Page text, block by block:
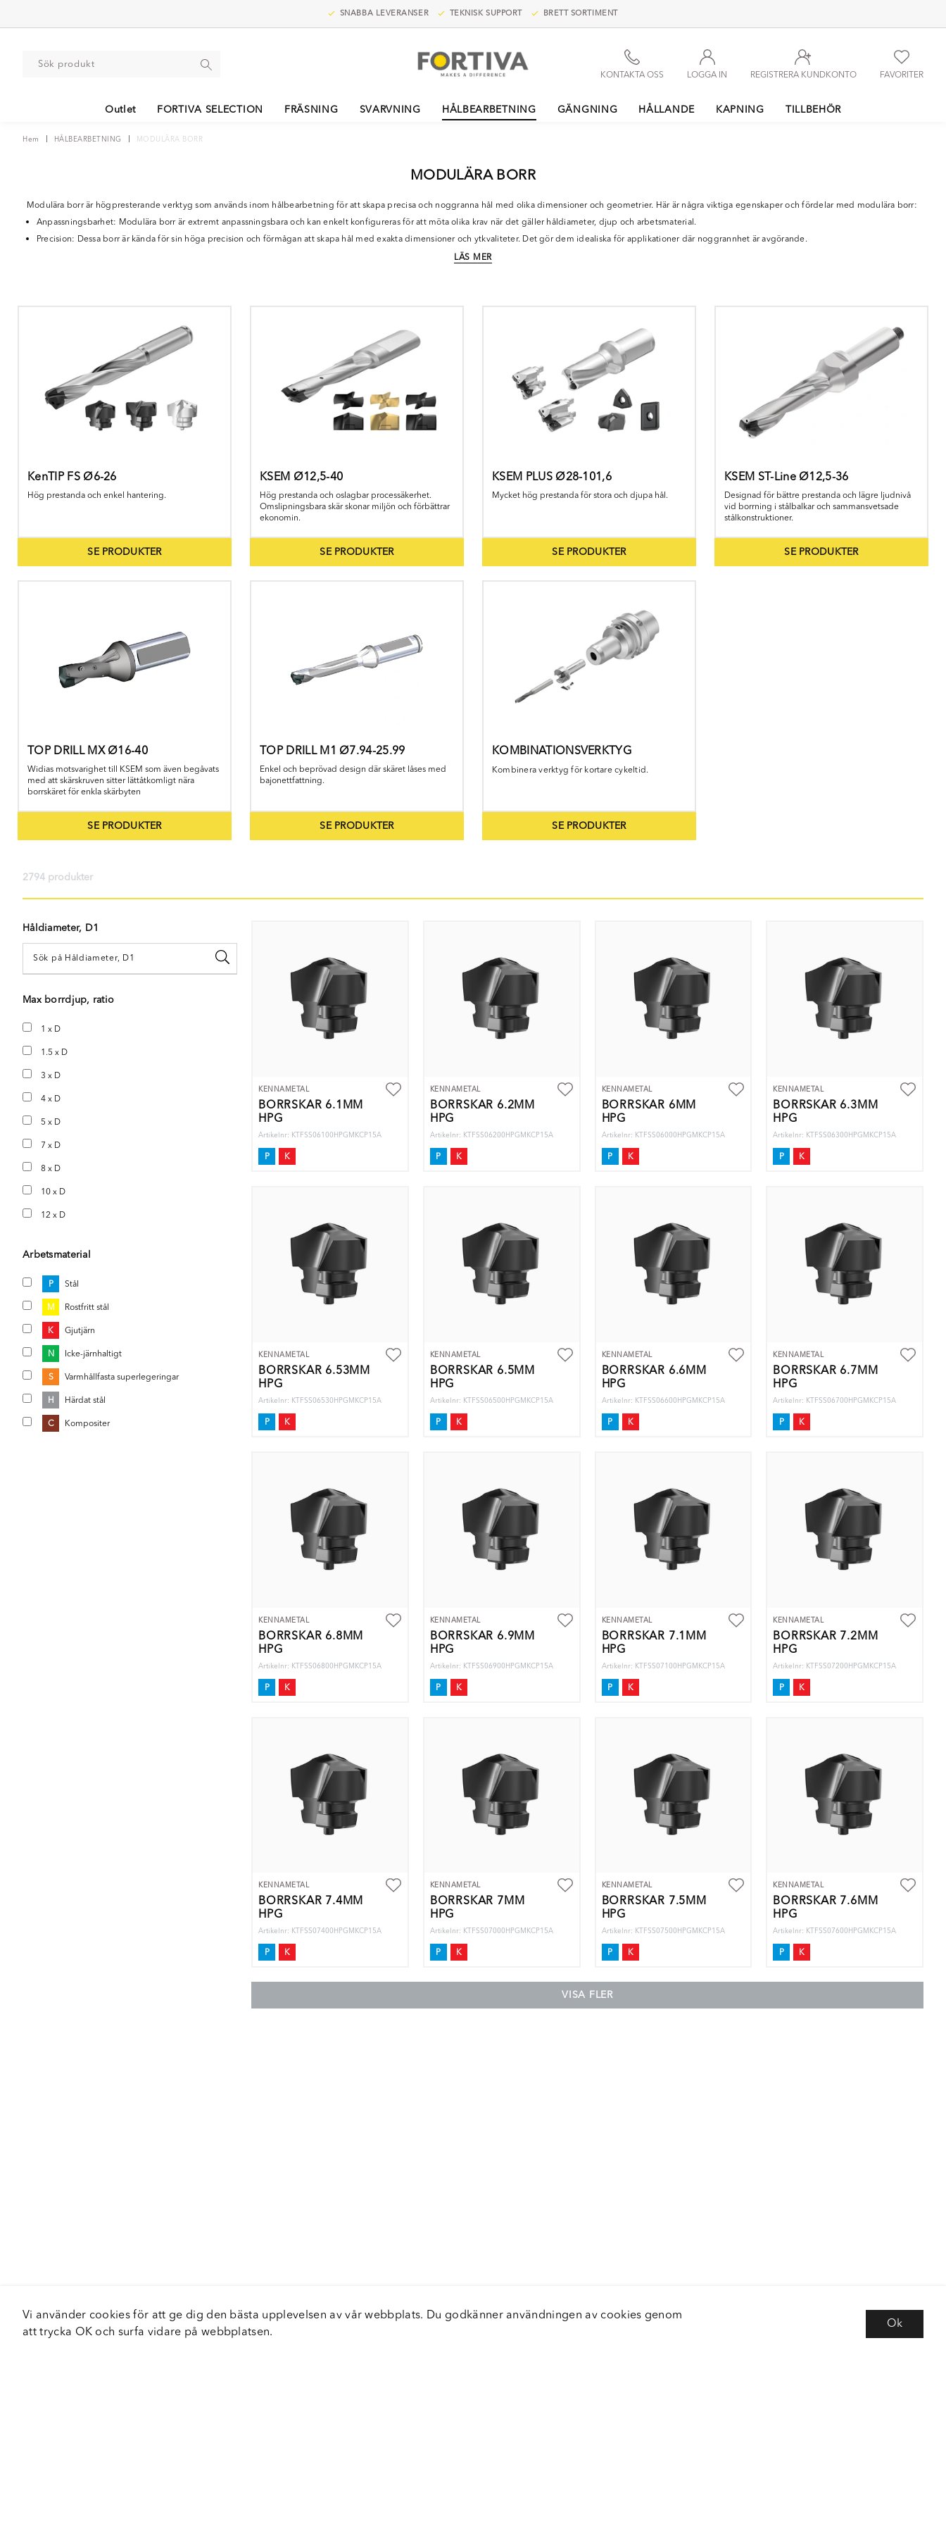
SNABBA LEVERANSER TEKNISK SUPPORT BRETT SORTIMENT
FAVORITER
REGISTRERA KUNDKONTO
LOGGA IN
KONTAKTA OSS
Outlet FORTIVA SELECTION FRÄSNING SVARVNING HÅLBEARBETNING GÄNGNING HÅLLANDE KAPNING TILLBEHÖR
Hem HÅLBEARBETNING MODULÄRA BORR
MODULÄRA BORR
Modulära borr är högpresterande verktyg som används inom hålbearbetning för att skapa precisa och noggranna hål med olika dimensioner och geometrier. Här är några viktiga egenskaper och fördelar med modulära borr:
Anpassningsbarhet: Modulära borr är extremt anpassningsbara och kan enkelt konfigureras för att möta olika krav när det gäller håldiameter, djup och arbetsmaterial.
Precision: Dessa borr är kända för sin höga precision och förmågan att skapa hål med exakta dimensioner och ytkvaliteter. Det gör dem idealiska för applikationer där noggrannhet är avgörande.
Effektivitet: Modulära borr är utformade för att vara effektiva och minska bearbetningstiden. De kan hantera höga matningar och erbjuda snabbare spånhantering, vilket ökar produktiviteten i verkstaden.
kontakta Fortiva , när du behöver nya verktyg för din applikation, vi hjälper dig gärna!
LÄS MER
KenTIP FS Ø6-26
Hög prestanda och enkel hantering.
SE PRODUKTER
KSEM Ø12,5-40
Hög prestanda och oslagbar processäkerhet.
Omslipningsbara skär skonar miljön och förbättrar
ekonomin.
SE PRODUKTER
KSEM PLUS Ø28-101,6
Mycket hög prestanda för stora och djupa hål.
SE PRODUKTER
KSEM ST-Line Ø12,5-36
Designad för bättre prestanda och lägre ljudnivå
vid borrning i stålbalkar och sammansvetsade
stålkonstruktioner.
SE PRODUKTER
TOP DRILL MX Ø16-40
Widias motsvarighet till KSEM som även begåvats
med att skärskruven sitter lättåtkomligt nära
borrskäret för enkla skärbyten
SE PRODUKTER
TOP DRILL M1 Ø7.94-25.99
Enkel och beprövad design där skäret låses med
bajonettfattning.
SE PRODUKTER
KOMBINATIONSVERKTYG
Kombinera verktyg för kortare cykeltid.
SE PRODUKTER
2794 produkter
Håldiameter, D1
Max borrdjup, ratio
1 x D
1.5 x D
3 x D
4 x D
5 x D
7 x D
8 x D
10 x D
12 x D
Arbetsmaterial
P Stål
M Rostfritt stål
K Gjutjärn
N Icke-järnhaltigt
S Varmhållfasta superlegeringar
H Härdat stål
C Kompositer
KENNAMETAL
BORRSKÄR 6.1MM
HPG
Artikelnr: KTFSS06100HPGMKCP15A
P K
KENNAMETAL
BORRSKÄR 6.2MM
HPG
Artikelnr: KTFSS06200HPGMKCP15A
P K
KENNAMETAL
BORRSKÄR 6MM
HPG
Artikelnr: KTFSS06000HPGMKCP15A
P K
KENNAMETAL
BORRSKÄR 6.3MM
HPG
Artikelnr: KTFSS06300HPGMKCP15A
P K
KENNAMETAL
BORRSKÄR 6.53MM
HPG
Artikelnr: KTFSS06530HPGMKCP15A
P K
KENNAMETAL
BORRSKÄR 6.5MM
HPG
Artikelnr: KTFSS06500HPGMKCP15A
P K
KENNAMETAL
BORRSKÄR 6.6MM
HPG
Artikelnr: KTFSS06600HPGMKCP15A
P K
KENNAMETAL
BORRSKÄR 6.7MM
HPG
Artikelnr: KTFSS06700HPGMKCP15A
P K
KENNAMETAL
BORRSKÄR 6.8MM
HPG
Artikelnr: KTFSS06800HPGMKCP15A
P K
KENNAMETAL
BORRSKÄR 6.9MM
HPG
Artikelnr: KTFSS06900HPGMKCP15A
P K
KENNAMETAL
BORRSKÄR 7.1MM
HPG
Artikelnr: KTFSS07100HPGMKCP15A
P K
KENNAMETAL
BORRSKÄR 7.2MM
HPG
Artikelnr: KTFSS07200HPGMKCP15A
P K
KENNAMETAL
BORRSKÄR 7.4MM
HPG
Artikelnr: KTFSS07400HPGMKCP15A
P K
KENNAMETAL
BORRSKÄR 7MM
HPG
Artikelnr: KTFSS07000HPGMKCP15A
P K
KENNAMETAL
BORRSKÄR 7.5MM
HPG
Artikelnr: KTFSS07500HPGMKCP15A
P K
KENNAMETAL
BORRSKÄR 7.6MM
HPG
Artikelnr: KTFSS07600HPGMKCP15A
P K
VISA FLER
Vi använder cookies för att ge dig den bästa upplevelsen av vår webbplats. Du godkänner användningen av cookies genom
att trycka OK och surfa vidare på webbplatsen.
Ok